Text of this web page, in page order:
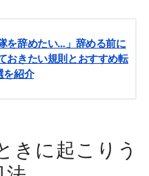
を辞めたい…」辞める前に
おきたい規則とおすすめ転
を紹介
きに起こりう